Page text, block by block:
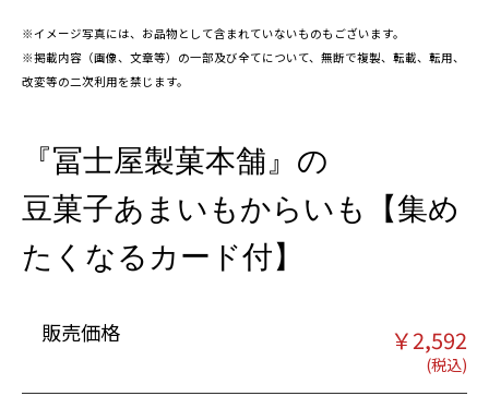
※イメージ写真には、お品物として含まれていないものもございます。
※掲載内容（画像、文章等）の一部及び全てについて、無断で複製、転載、転用、
改変等の二次利用を禁じます。
『冨士屋製菓本舗』の
豆菓子あまいもからいも【集め
たくなるカード付】
販売価格 ￥2,592